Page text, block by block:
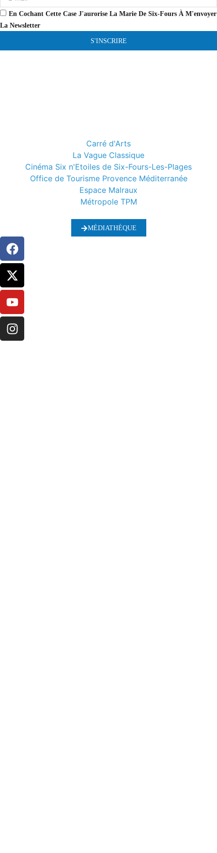
En Cochant Cette Case J'aurorise La Marie De Six-Fours À M'envoyer
La Newsletter
S'INSCRIRE
Carré d'Arts
La Vague Classique
Cinéma Six n'Etoiles de Six-Fours-Les-Plages
Office de Tourisme Provence Méditerranée
Espace Malraux
Métropole TPM
MÉDIATHÈQUE